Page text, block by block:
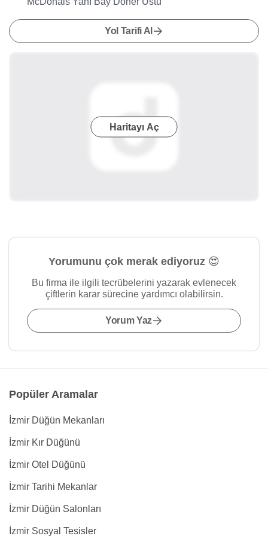
Yol Tarifi Al
Haritayı Aç
Yorumunu çok merak ediyoruz 😍
Bu firma ile ilgili tecrübelerini yazarak evlenecek
çiftlerin karar sürecine yardımcı olabilirsin.
Yorum Yaz
Popüler Aramalar
İzmir Düğün Mekanları
İzmir Kır Düğünü
İzmir Otel Düğünü
İzmir Tarihi Mekanlar
İzmir Düğün Salonları
İzmir Sosyal Tesisler